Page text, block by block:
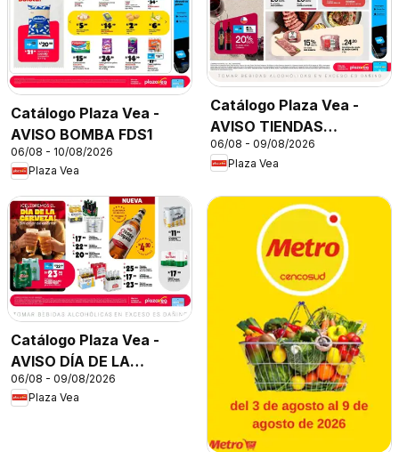
Catálogo Plaza Vea -
AVISO BOMBA FDS1
06/08 - 10/08/2026
Plaza Vea
Catálogo Plaza Vea -
AVISO TIENDAS
SELECCIONADAS 1
06/08 - 09/08/2026
Plaza Vea
Catálogo Plaza Vea -
AVISO DÍA DE LA
CERVEZA
06/08 - 09/08/2026
Plaza Vea